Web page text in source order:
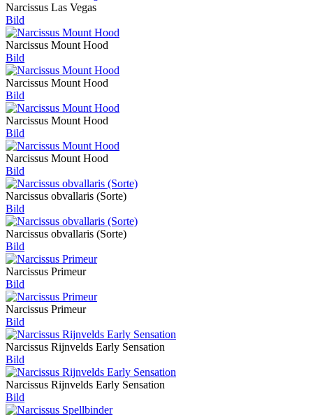
Narcissus Las Vegas
Bild
Narcissus Mount Hood
Bild
Narcissus Mount Hood
Bild
Narcissus Mount Hood
Bild
Narcissus Mount Hood
Bild
Narcissus obvallaris (Sorte)
Bild
Narcissus obvallaris (Sorte)
Bild
Narcissus Primeur
Bild
Narcissus Primeur
Bild
Narcissus Rijnvelds Early Sensation
Bild
Narcissus Rijnvelds Early Sensation
Bild